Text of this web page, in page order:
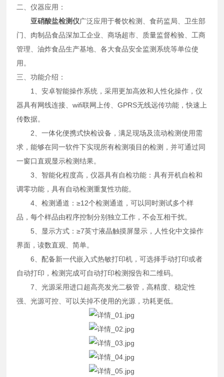
二、仪器应用：
亚硝酸盐检测仪广泛应用于餐饮检测、食药监局、卫生部
门、肉制品食品深加工企业、商场超市、质量监督检验、工商
管理、油炸食品生产基地、各大食品安全监测系统等单位使
用。
三、功能介绍：
1、安卓智能操作系统，采用更加高效和人性化操作，仪
器具有网线连接、wifi联网上传、GPRS无线远传功能，快速上
传数据。
2、一体化便携式快检设备，满足现场及流动检测使用需
求，能够在同一软件下实现所有检测项目的检测，并可通过同
一窗口直观显示检测结果。
3、智能化程度高，仪器具有自检功能：具有开机自检和
调零功能，具有自动检测重复性功能。
4、检测通道：≥12个检测通道，可以同时测试多个样
品，每个样品由程序控制分别独立工作，不会互相干扰。
5、显示方式：≥7英寸液晶触摸屏显示，人性化中文操作
界面，读数直观、简单。
6、配备新一代嵌入式热敏打印机，可选择手动打印或者
自动打印，检测完成可自动打印检测报告和二维码。
7、光源采用进口超高亮发光二极管，高精度、稳定性
强、光源可控、可以关掉不使用的光源，功耗更低。